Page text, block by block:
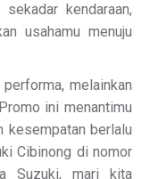
kendaraan,
usahamu menuju
melainkan
ini menantimu
kesempatan berlalu
Cibinong di nomor
Suzuki, mari kita